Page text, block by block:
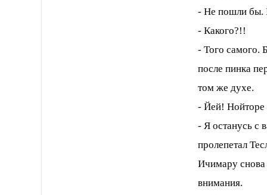
- Не пошли бы.
- Какого?!!
- Того самого.
после пинка
том же духе.
- Йей! Нойторе
- Я останусь с
пролепетал
Ичимару снова
внимания.